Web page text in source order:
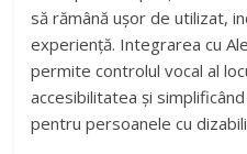
să rămână ușor de utilizat,
experiență. Integrarea cu
permite controlul vocal al
accesibilitatea și
pentru persoanele cu